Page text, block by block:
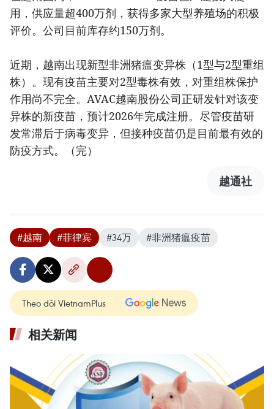
用，供应量超400万剂，获得多家大型养殖场的积极
评价。公司目前库存约150万剂。
近期，越南出现新型非洲猪瘟变异株（1型与2型重组
株）。现有疫苗主要对2型毒株有效，对重组株保护
作用尚不完全。AVAC越南股份公司正研发针对该变
异株的新疫苗，预计2026年完成注册。尽管疫苗研
发常滞后于病毒变异，但接种疫苗仍是目前最有效的
防疫方式。（完）
越通社
#越南 #菲律宾 #34万 #非洲猪瘟疫苗
Theo dõi VietnamPlus
相关新闻